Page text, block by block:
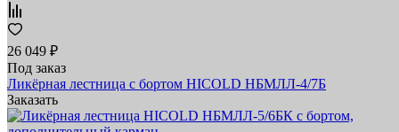
26 049 ₽
Под заказ
Ликёрная лестница с бортом HICOLD НБМЛЛ-4/7Б
Заказать